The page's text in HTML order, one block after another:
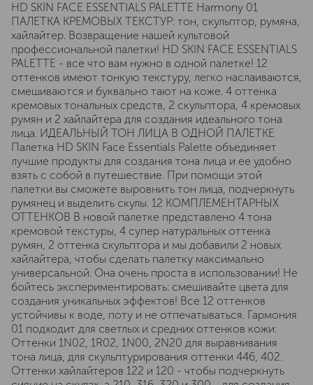
HD SKIN FACE ESSENTIALS PALETTE Harmony 01
ПАЛЕТКА КРЕМОВЫХ ТЕКСТУР: тон, скульптор, румяна,
хайлайтер. Возвращение нашей культовой
профессиональной палетки! HD SKIN FACE ESSENTIALS
PALETTE - все что вам нужно в одной палетке! 12
оттенков имеют тонкую текстуру, легко наслаиваются,
смешиваются и буквально тают на коже. 4 оттенка
кремовых тональных средств, 2 скульптора, 4 кремовых
румян и 2 хайлайтера для создания идеального тона
лица. ИДЕАЛЬНЫЙ ТОН ЛИЦА В ОДНОЙ ПАЛЕТКЕ
Палетка HD SKIN Face Essentials Palette объединяет
лучшие продукты для создания тона лица и ее удобно
взять с собой в путешествие. При помощи этой
палетки вы сможете выровнить тон лица, подчеркнуть
румянец и выделить скулы. 12 КОМПЛЕМЕНТАРНЫХ
ОТТЕНКОВ В новой палетке представлено 4 тона
кремовой текстуры, 4 супер натуральных оттенка
румян, 2 оттенка скульптора и мы добавили 2 новых
хайлайтера, чтобы сделать палетку максимально
универсальной. Она очень проста в использовании! Не
бойтесь экспериментировать: смешивайте цвета для
создания уникальных эффектов! Все 12 оттенков
устойчивы к воде, поту и не отпечатываться. Гармония
01 подходит для светлых и средних оттенков кожи:
Оттенки 1N02, 1R02, 1N00, 2N20 для выравнивания
тона лица, для скульптурирования оттенки 446, 402.
Оттенки хайлайтеров 122 и 120 - чтобы подчеркнуть